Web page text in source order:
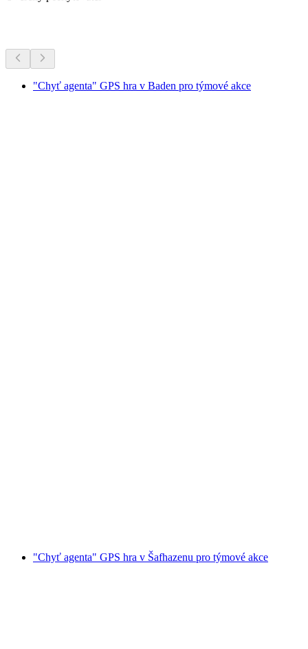
"Chyť agenta" GPS hra v Baden pro týmové akce
"Chyť agenta" GPS hra v Šafhazenu pro týmové akce